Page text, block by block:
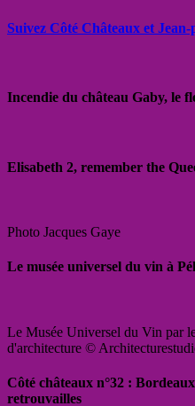
Suivez Côté Châteaux et
Incendie du château Gaby, le
Elisabeth 2, remember the
Photo Jacques Gaye
Le musée universel du vin à
Le Musée Universel du Vin par
d'architecture ©
Côté châteaux n°32 :
retrouvailles